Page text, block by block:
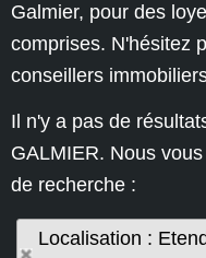
Galmier, pour des
comprises. N'hésitez
conseillers
Il n'y a pas de
GALMIER. Nous
de recherche :
Localisation :